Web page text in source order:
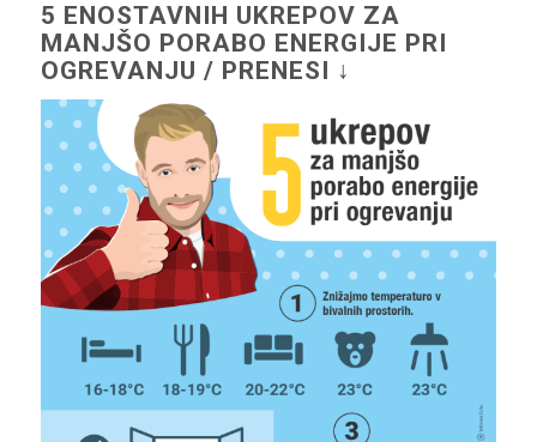
5 ENOSTAVNIH UKREPOV ZA
MANJŠO PORABO ENERGIJE PRI
OGREVANJU / PRENESI ↓